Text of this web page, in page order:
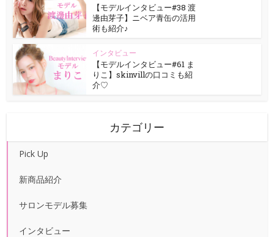
【モデルインタビュー#38 渡
邊由芽子】ニベア青缶の活用
術も紹介♪
インタビュー
【モデルインタビュー#61 ま
りこ】skinvillの口コミも紹
介♡
カテゴリー
Pick Up
新商品紹介
サロンモデル募集
インタビュー